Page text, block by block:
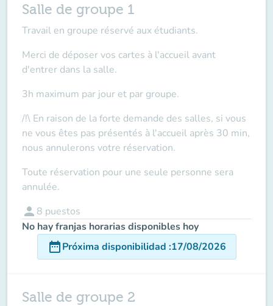
Salle de groupe 1
Travail en groupe réservé aux étudiants.
Merci de déposer vos cartes à l'accueil avant
d'entrer dans la salle.
3h maximum par jour et par groupe.
/!\ En raison de la forte demande des salles, si vous
ne vous êtes pas présentés à l'accueil après 30 min,
nous annulerons votre réservation.
Toute réservation pour une seule personne sera
annulée.
person 8 puestos
No hay franjas horarias disponibles hoy
date_rangePróxima disponibilidad :17/08/2026
Salle de groupe 2